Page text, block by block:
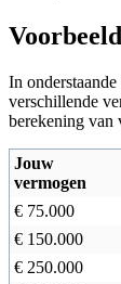
In
verschillende
berekening van
Jouw
vermogen
€ 75.000
€ 150.000
€ 250.000